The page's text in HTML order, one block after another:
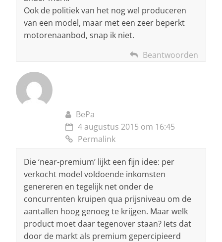
Ook de politiek van het nog wel produceren
van een model, maar met een zeer beperkt
motorenaanbod, snap ik niet.
Beantwoorden
BePa
4 augustus 2015 om 16:45
Permalink
Die ‘near-premium’ lijkt een fijn idee: per
verkocht model voldoende inkomsten
genereren en tegelijk net onder de
concurrenten kruipen qua prijsniveau om de
aantallen hoog genoeg te krijgen. Maar welk
product moet daar tegenover staan? Iets dat
door de markt als premium gepercipieerd